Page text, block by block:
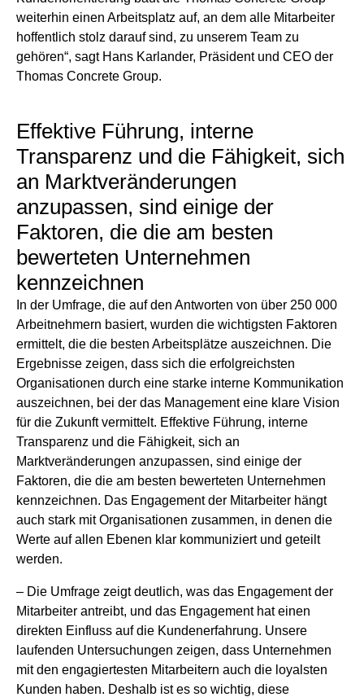
weiterhin einen Arbeitsplatz auf, an dem alle Mitarbeiter
hoffentlich stolz darauf sind, zu unserem Team zu
gehören“, sagt Hans Karlander, Präsident und CEO der
Thomas Concrete Group.
Effektive Führung, interne
Transparenz und die Fähigkeit, sich
an Marktveränderungen
anzupassen, sind einige der
Faktoren, die die am besten
bewerteten Unternehmen
kennzeichnen
In der Umfrage, die auf den Antworten von über 250 000
Arbeitnehmern basiert, wurden die wichtigsten Faktoren
ermittelt, die die besten Arbeitsplätze auszeichnen. Die
Ergebnisse zeigen, dass sich die erfolgreichsten
Organisationen durch eine starke interne Kommunikation
auszeichnen, bei der das Management eine klare Vision
für die Zukunft vermittelt. Effektive Führung, interne
Transparenz und die Fähigkeit, sich an
Marktveränderungen anzupassen, sind einige der
Faktoren, die die am besten bewerteten Unternehmen
kennzeichnen. Das Engagement der Mitarbeiter hängt
auch stark mit Organisationen zusammen, in denen die
Werte auf allen Ebenen klar kommuniziert und geteilt
werden.
– Die Umfrage zeigt deutlich, was das Engagement der
Mitarbeiter antreibt, und das Engagement hat einen
direkten Einfluss auf die Kundenerfahrung. Unsere
laufenden Untersuchungen zeigen, dass Unternehmen
mit den engagiertesten Mitarbeitern auch die loyalsten
Kunden haben. Deshalb ist es so wichtig, diese